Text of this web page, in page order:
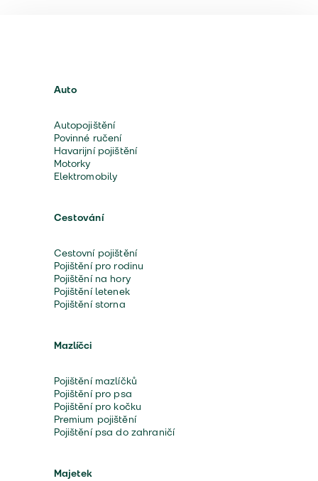
Auto
Autopojištění
Povinné ručení
Havarijní pojištění
Motorky
Elektromobily
Cestování
Cestovní pojištění
Pojištění pro rodinu
Pojištění na hory
Pojištění letenek
Pojištění storna
Mazlíčci
Pojištění mazlíčků
Pojištění pro psa
Pojištění pro kočku
Premium pojištění
Pojištění psa do zahraničí
Majetek